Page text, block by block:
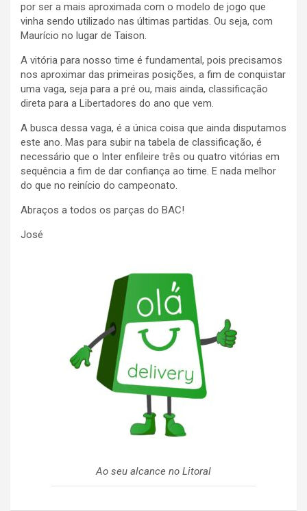
por ser a mais aproximada com o modelo de jogo que
vinha sendo utilizado nas últimas partidas. Ou seja, com
Maurício no lugar de Taison.
A vitória para nosso time é fundamental, pois precisamos
nos aproximar das primeiras posições, a fim de conquistar
uma vaga, seja para a pré ou, mais ainda, classificação
direta para a Libertadores do ano que vem.
A busca dessa vaga, é a única coisa que ainda disputamos
este ano. Mas para subir na tabela de classificação, é
necessário que o Inter enfileire três ou quatro vitórias em
sequência a fim de dar confiança ao time. E nada melhor
do que no reinício do campeonato.
Abraços a todos os parças do BAC!
José
Ao seu alcance no Litoral